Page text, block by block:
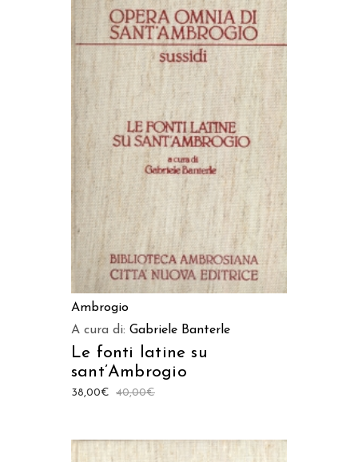
AGGIUNGI AL CARRELLO
Ambrogio
A cura di: Gabriele Banterle
Le fonti latine su
sant’Ambrogio
40,00€
38,00€